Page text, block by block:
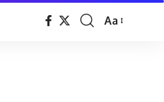
Font
Aa